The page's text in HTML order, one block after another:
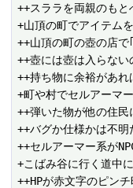
++スララを両親のも
+山頂の町でアイテム
++山頂の町の壺の店
++壺には壺は入らな
++持ち物に余裕があ
+町や村でセルアーマ
++弾いた物が他の住
++バグか仕様かは不
++セルアーマー系が
+こばみ谷に行く道中
++HPが赤文字のピン